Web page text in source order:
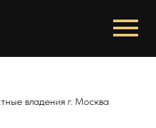
владения г. Москва